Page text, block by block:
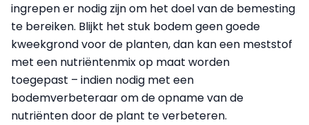
ingrepen er nodig zijn om het doel van de bemesting
te bereiken. Blijkt het stuk bodem geen goede
kweekgrond voor de planten, dan kan een meststof
met een nutriëntenmix op maat worden
toegepast – indien nodig met een
bodemverbeteraar om de opname van de
nutriënten door de plant te verbeteren.